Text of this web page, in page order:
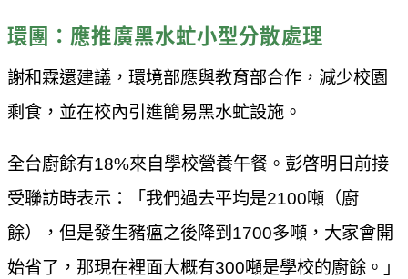
環團：應推廣黑水虻小型分散處理
謝和霖還建議，環境部應與教育部合作，減少校園
剩食，並在校內引進簡易黑水虻設施。
全台廚餘有18%來自學校營養午餐。彭啓明日前接
受聯訪時表示：「我們過去平均是2100噸（廚
餘），但是發生豬瘟之後降到1700多噸，大家會開
始省了，那現在裡面大概有300噸是學校的廚餘。」